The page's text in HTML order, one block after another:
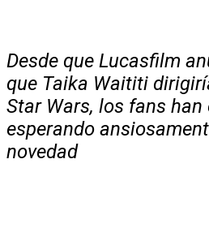
Desde que Lucasfilm
que Taika Waititi
Star Wars, los fans han
esperando
novedad